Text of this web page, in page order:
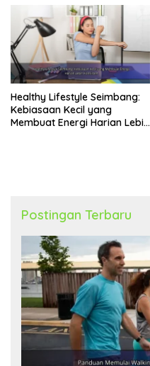
Healthy Lifestyle Seimbang:
Kebiasaan Kecil yang
Membuat Energi Harian Lebih
Postingan Terbaru